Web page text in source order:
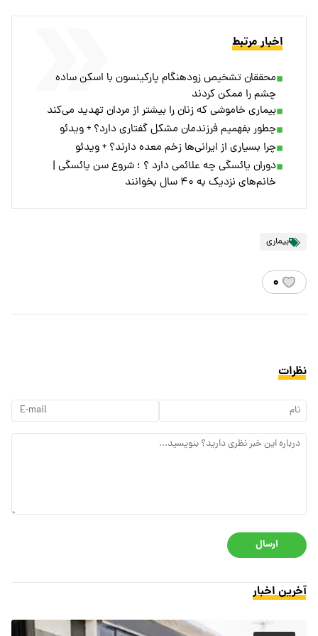
اخبار مرتبط
محققان تشخیص زودهنگام پارکینسون با اسکن ساده
چشم را ممکن کردند
بیماری خاموشی که زنان را بیشتر از مردان تهدید می‌کند
چطور بفهمیم فرزندمان مشکل گفتاری دارد؟ + ویدئو
چرا بسیاری از ایرانی‌ها زخم معده دارند؟ + ویدئو
دوران یائسگی چه علائمی دارد ؟ ؛ شروع سن یائسگی |
خانم‌های نزدیک به ۴۰ سال بخوانند
بیماری
۰
نظرات
ارسال
آخرین اخبار